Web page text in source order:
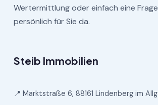
Wertermittlung oder einfach eine
persönlich für Sie da.
Steib Immobilien
📍 Marktstraße 6, 88161 Lindenberg im